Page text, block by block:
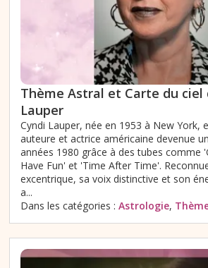
Thème Astral et Carte du ciel
Lauper
Cyndi Lauper, née en 1953 à New York,
auteure et actrice américaine devenue
années 1980 grâce à des tubes comme
Have Fun' et 'Time After Time'.
excentrique, sa voix distinctive et son
a...
Dans les catégories : Astrologie,